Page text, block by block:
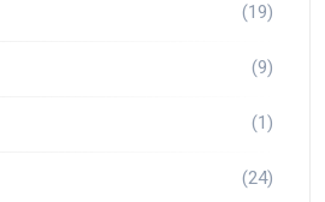
(19)
(9)
(1)
(24)